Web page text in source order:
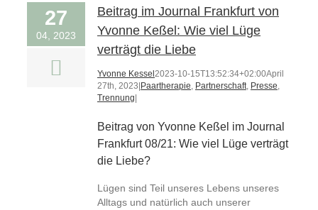
27
04, 2023
Beitrag im Journal Frankfurt von
Yvonne Keßel: Wie viel Lüge
verträgt die Liebe
Yvonne Kessel 2023-10-15T13:52:34+02:00April
27th, 2023 Paartherapie, Partnerschaft, Presse,
Trennung
Beitrag von Yvonne Keßel im Journal
Frankfurt 08/21: Wie viel Lüge verträgt
die Liebe?
Lügen sind Teil unseres Lebens unseres
Alltags und natürlich auch unserer